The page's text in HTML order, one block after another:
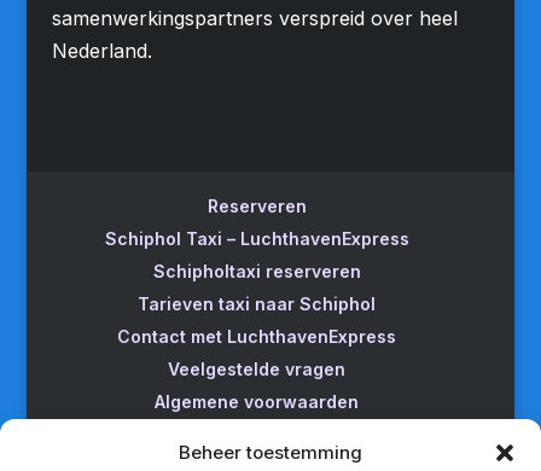
Beheer toestemming
samenwerkingspartners verspreid over heel
Nederland.
Reserveren
Schiphol Taxi – LuchthavenExpress
Schipholtaxi reserveren
Tarieven taxi naar Schiphol
Contact met LuchthavenExpress
Veelgestelde vragen
Algemene voorwaarden